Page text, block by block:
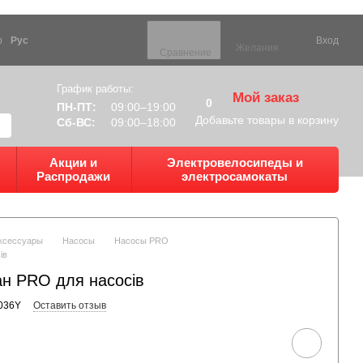
Рус
Сравнение
Желания
Вход
График работы:
ПН-ПТ:
09:00–19:00
Сб-ВС:
09:00–18:00
0 Мой заказ
Добавьте товары в корзину
Акции и
Распродажи
Электровелосипеды и
электросамокаты
Насосы
Насосы PRO
PRO для насосів
Оставить отзыв